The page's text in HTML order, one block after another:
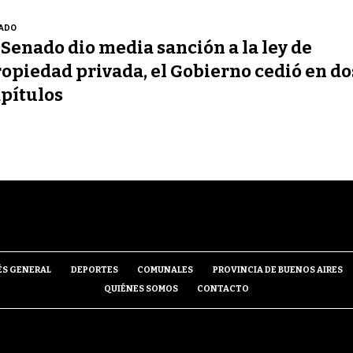
dio media sanción a la ley de
privada, el Gobierno cedió en
GENERAL DEPORTES COMUNALES
PROVINCIA DE BUENOS AIRES
QUIÉNES SOMOS
CONTACTO